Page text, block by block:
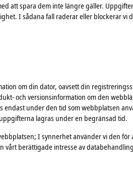
att spara dem inte längre gäller.
I sådana fall raderar eller blockerar
om din dator, oavsett din
och versionsinformation om den
endast under den tid som webbplatsen
lagras under en begränsad tid.
I synnerhet använder vi den
berättigade intresse av